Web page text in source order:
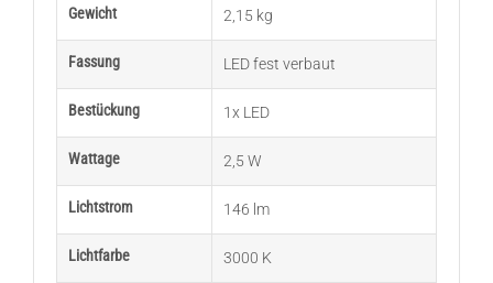
Gewicht 2,15 kg
Fassung LED fest verbaut
Bestückung 1x LED
Wattage 2,5 W
Lichtstrom 146 lm
Lichtfarbe 3000 K